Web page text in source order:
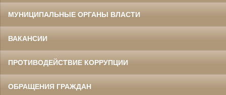
МУНИЦИПАЛЬНЫЕ ОРГАНЫ ВЛАСТИ
ВАКАНСИИ
ПРОТИВОДЕЙСТВИЕ КОРРУПЦИИ
ОБРАЩЕНИЯ ГРАЖДАН